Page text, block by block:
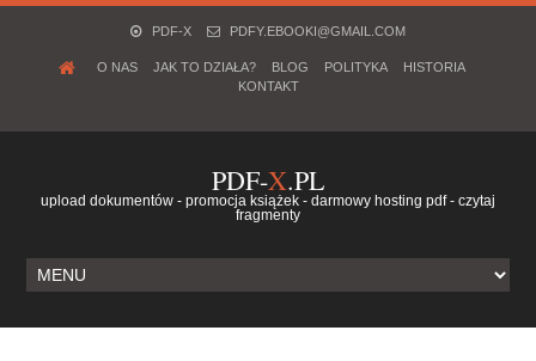
PDF-X PDFY.EBOOKI@GMAIL.COM
O NAS JAK TO DZIAŁA? BLOG POLITYKA
HISTORIA
KONTAKT
PDF-X.PL
upload dokumentów - promocja książek - darmowy hosting pdf - czytaj
fragmenty